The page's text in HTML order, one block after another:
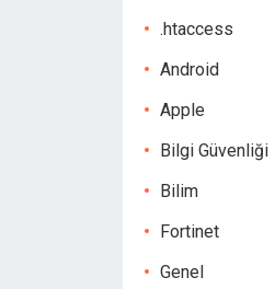
.htaccess
Android
Apple
Bilgi Güvenliği
Bilim
Fortinet
Genel